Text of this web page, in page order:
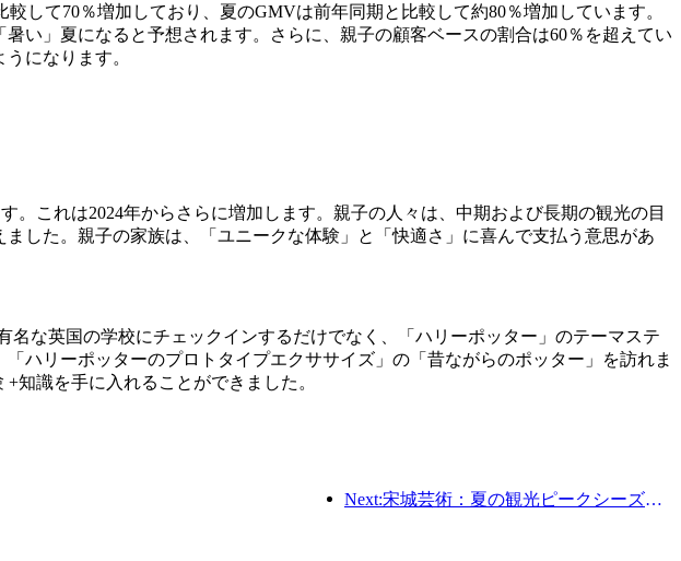
して70％増加しており、夏のGMVは前年同期と比較して約80％増加しています。
い」夏になると予想されます。さらに、親子の顧客ベースの割合は60％を超えてい
になります。
。これは2024年からさらに増加します。親子の人々は、中期および長期の観光の目
した。親子の家族は、「ユニークな体験」と「快適さ」に喜んで支払う意思があ
な英国の学校にチェックインするだけでなく、「ハリーポッター」のテーマステ
ハリーポッターのプロトタイプエクササイズ」の「昔ながらのポッター」を訪れま
知識を手に入れることができました。
Next:宋城芸術：夏の観光ピークシーズンに向けて、市場とイベントコンテンツの両方を準備